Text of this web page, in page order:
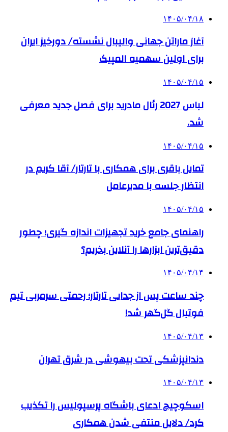
۱۴۰۵/۰۴/۱۸
آغاز ماراتن جهانی والیبال نشسته/ دورخیز ایران
برای اولین سهمیه المپیک
۱۴۰۵/۰۴/۱۵
لباس 2027 رئال مادرید برای فصل جدید معرفی
شد.
۱۴۰۵/۰۴/۱۵
تمایل باقری برای همکاری با تارتار/ آقا کریم در
انتظار جلسه با مدیرعامل
۱۴۰۵/۰۴/۱۵
راهنمای جامع خرید تجهیزات اندازه گیری؛ چطور
دقیق‌ترین ابزارها را آنلاین بخریم؟
۱۴۰۵/۰۴/۱۴
چند ساعت پس از جدایی تارتار؛ رحمتی سرمربی تیم
فوتبال گل‌گهر شد!
۱۴۰۵/۰۴/۱۳
دندانپزشکی تحت بیهوشی در شرق تهران
۱۴۰۵/۰۴/۱۳
اسکوچیچ ادعای باشگاه پرسپولیس را تکذیب
کرد/ دلایل منتفی شدن همکاری